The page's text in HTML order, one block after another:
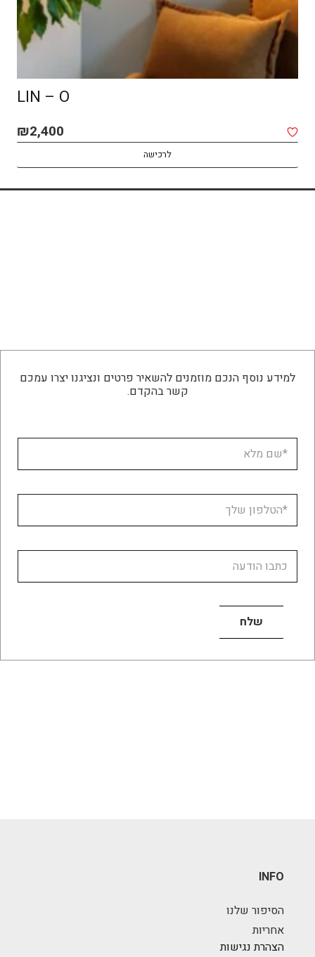
SPOT MACOCH – CEILING
₪1,850
לרכישה
למידע נוסף הנכם מוזמנים להשאיר פרטים ונציגנו יצרו עמכם
קשר בהקדם.
INFO
הסיפור שלנו
אחריות
הצהרת נגישות